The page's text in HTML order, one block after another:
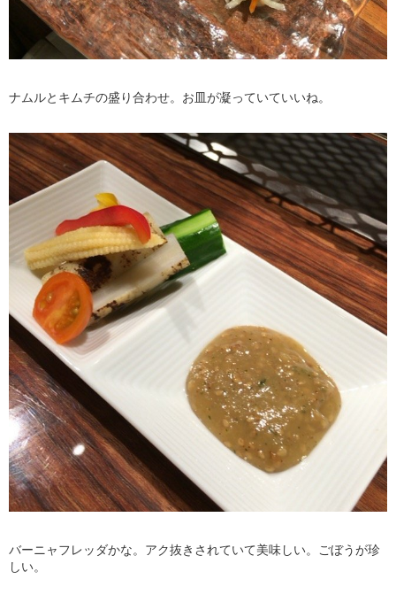
ナムルとキムチの盛り合わせ。お皿が凝っていていいね。
バーニャフレッダかな。アク抜きされていて美味しい。ごぼうが珍
しい。